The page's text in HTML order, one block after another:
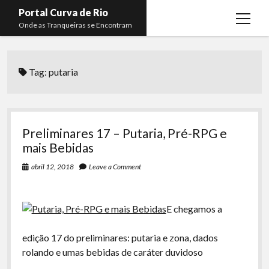
Portal Curva de Rio
Onde as Tranqueiras se Encontram
open
menu
Curva de Rio
Komos
La Siesta Podcast
Rachão na Beira do RIo
Papo Tranqueira
Membros
Lucas Oliveira
Kaique Xavier
Rafael Almeida
Tag:putaria
Preliminares 17 – Putaria, Pré-RPG e
mais Bebidas
abril 12, 2018 Leave a Comment
E chegamos a
edição 17 do preliminares: putaria e zona, dados
rolando e umas bebidas de caráter duvidoso